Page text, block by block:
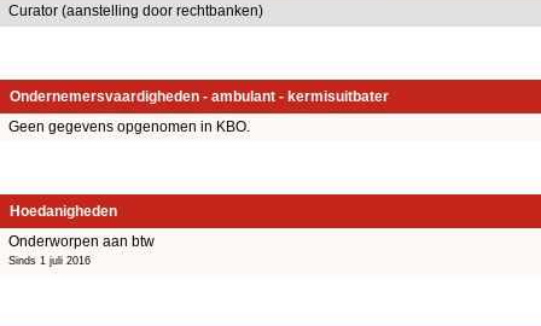
Curator (aanstelling door rechtbanken)
Ondernemersvaardigheden - ambulant - kermisuitbater
Geen gegevens opgenomen in KBO.
Hoedanigheden
Onderworpen aan btw
Sinds 1 juli 2016